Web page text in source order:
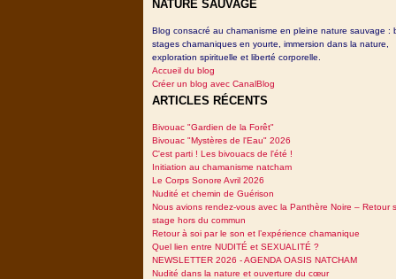
NATURE SAUVAGE
Blog consacré au chamanisme en pleine nature sauvage :
stages chamaniques en yourte, immersion dans la nature,
exploration spirituelle et liberté corporelle.
Accueil du blog
Créer un blog avec CanalBlog
ARTICLES RÉCENTS
Bivouac "Gardien de la Forêt"
Bivouac "Mystères de l'Eau" 2026
C'est parti ! Les bivouacs de l'été !
Initiation au chamanisme natcham
Le Corps Sonore Avril 2026
Nudité et chemin de Guérison
Nous avions rendez-vous avec la Panthère Noire – Retour
stage hors du commun
Retour à soi par le son et l’expérience chamanique
Quel lien entre NUDITÉ et SEXUALITÉ ?
NEWSLETTER 2026 - AGENDA OASIS NATCHAM
Nudité dans la nature et ouverture du cœur